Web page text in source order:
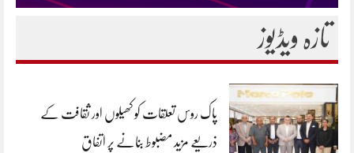
تازہ ویڈیوز
پاک روس تعلقات کو کھیلوں اور ثقافت کے
ذریعے مزید مضبوط بنانے پر اتفاق